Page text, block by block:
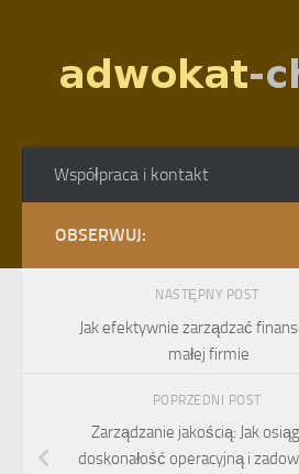
Współpraca i kontakt
OBSERWUJ:
NASTĘPNY POST
Jak efektywnie zarządzać
małej firmie
POPRZEDNI POST
Zarządzanie jakością: Jak
doskonałość operacyjną i